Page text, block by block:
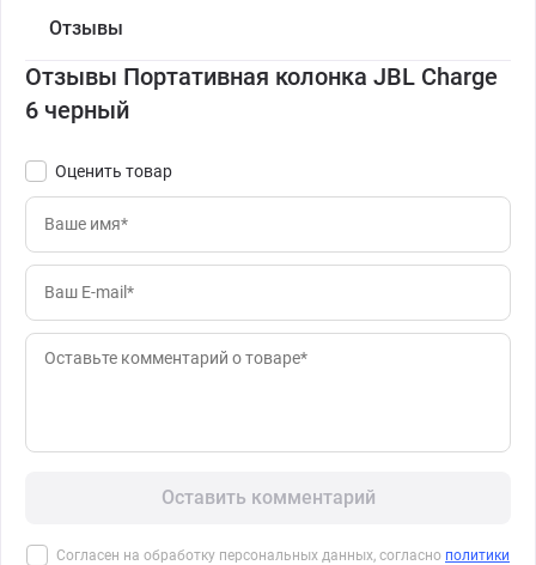
Отзывы
Отзывы Портативная колонка JBL Charge
6 черный
Оценить товар
Оставить комментарий
Согласен на обработку персональных данных, согласно политики